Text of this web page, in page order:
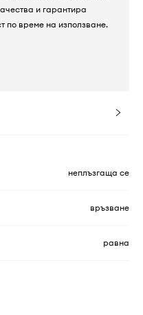
и гарантира
по време на използване.
неплъзгаща се
връзване
равна